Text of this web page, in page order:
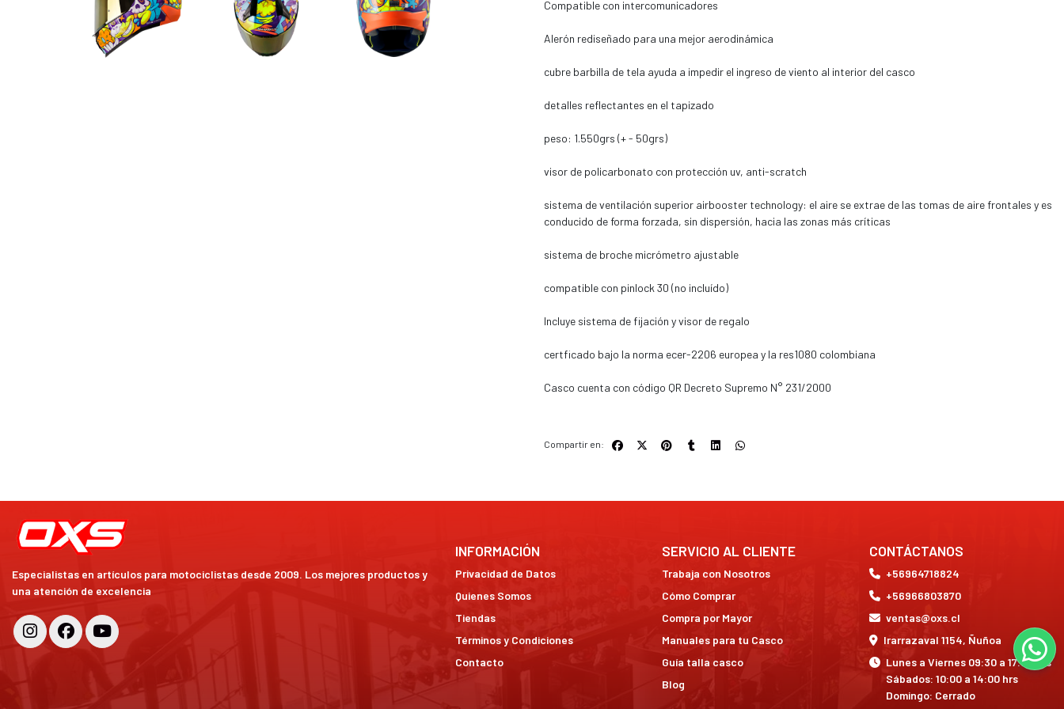
Compatible con intercomunicadores
Alerón rediseñado para una mejor aerodinámica
cubre barbilla de tela ayuda a impedir el ingreso de viento al interior del casco
detalles reflectantes en el tapizado
peso: 1.550grs (+ - 50grs)
visor de policarbonato con protección uv, anti-scratch
sistema de ventilación superior airbooster technology: el aire se extrae de las tomas de aire frontales y es
conducido de forma forzada, sin dispersión, hacia las zonas más críticas
sistema de broche micrómetro ajustable
compatible con pinlock 30 (no incluído)
Incluye sistema de fijación y visor de regalo
certficado bajo la norma ecer-2206 europea y la res1080 colombiana
Casco cuenta con código QR Decreto Supremo N° 231/2000
Compartir en:
Especialistas en artículos para motociclistas desde 2009. Los mejores productos y
una atención de excelencia
INFORMACIÓN
Privacidad de Datos
Quienes Somos
Tiendas
Términos y Condiciones
Contacto
SERVICIO AL CLIENTE
Trabaja con Nosotros
Cómo Comprar
Compra por Mayor
Manuales para tu Casco
Guía talla casco
Blog
CONTÁCTANOS
+56964718824
+56966803870
ventas@oxs.cl
Irarrazaval 1154, Ñuñoa
Lunes a Viernes 09:30 a 17:30 hrs
Sábados: 10:00 a 14:00 hrs
Domingo: Cerrado